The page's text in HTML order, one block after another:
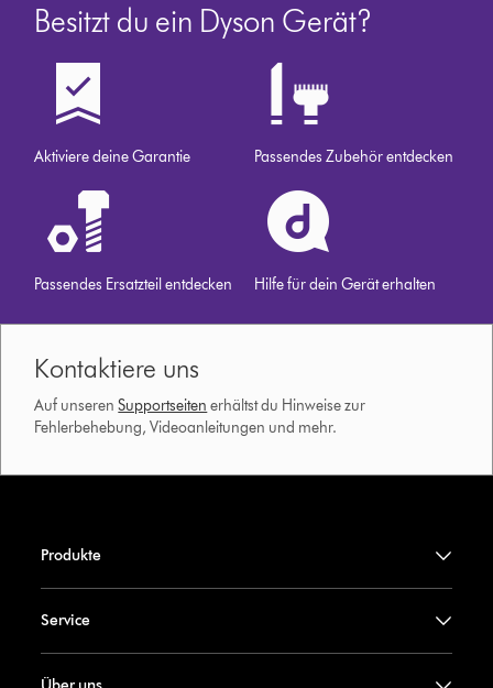
Besitzt du ein Dyson Gerät?
Aktiviere deine Garantie Passendes Zubehör entdecken
Passendes Ersatzteil entdecken Hilfe für dein Gerät erhalten
Kontaktiere uns
Auf unserenSupportseiten erhältst du Hinweise zur
Fehlerbehebung, Videoanleitungen und mehr.
Produkte
Service